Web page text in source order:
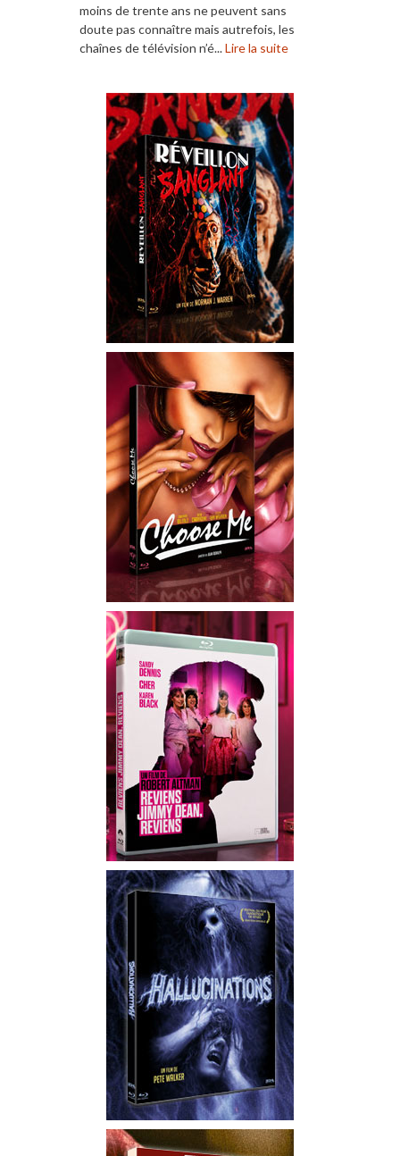
moins de trente ans ne peuvent sans
doute pas connaître mais autrefois, les
chaînes de télévision n’é...Lire la suite